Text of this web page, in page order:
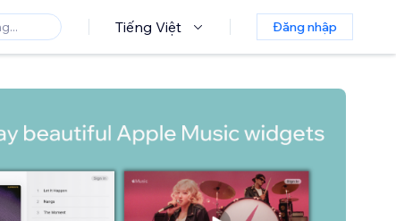
Tiếng Việt Đăng nhập